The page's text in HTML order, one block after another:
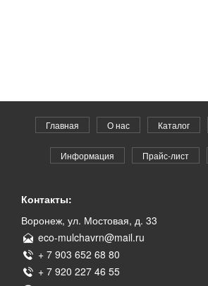
Главная О нас Каталог
Информация Прайс-лист
Контакты:
Воронеж, ул. Мостовая, д. 33
eco-mulchavrn@mail.ru
+ 7 903 652 68 80
+ 7 920 227 46 55